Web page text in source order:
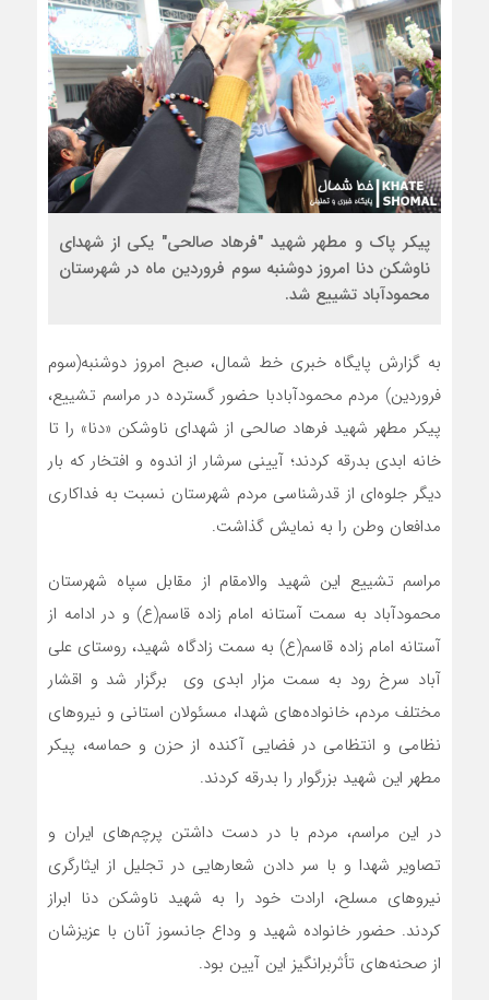
پیکر پاک و مطهر شهید "فرهاد صالحی" یکی از شهدای
ناوشکن دنا امروز دوشنبه سوم فروردین ماه در شهرستان
محمودآباد تشییع شد.
به گزارش پایگاه خبری خط شمال، صبح امروز دوشنبه(سوم
فروردین) مردم محمودآبادبا حضور گسترده در مراسم تشییع،
پیکر مطهر شهید فرهاد صالحی از شهدای ناوشکن «دنا» را تا
خانه ابدی بدرقه کردند؛ آیینی سرشار از اندوه و افتخار که بار
دیگر جلوه‌ای از قدرشناسی مردم شهرستان نسبت به فداکاری
مدافعان وطن را به نمایش گذاشت.
مراسم تشییع این شهید والامقام از مقابل سپاه شهرستان
محمودآباد به سمت آستانه امام زاده قاسم(ع) و در ادامه از
آستانه امام زاده قاسم(ع) به سمت زادگاه شهید، روستای علی
آباد سرخ رود به سمت مزار ابدی وی برگزار شد و اقشار
مختلف مردم، خانواده‌های شهدا، مسئولان استانی و نیروهای
نظامی و انتظامی در فضایی آکنده از حزن و حماسه، پیکر
مطهر این شهید بزرگوار را بدرقه کردند.
در این مراسم، مردم با در دست داشتن پرچم‌های ایران و
تصاویر شهدا و با سر دادن شعارهایی در تجلیل از ایثارگری
نیروهای مسلح، ارادت خود را به شهید ناوشکن دنا ابراز
کردند. حضور خانواده‌ شهید و وداع جانسوز آنان با عزیزشان
از صحنه‌های تأثربرانگیز این آیین بود.